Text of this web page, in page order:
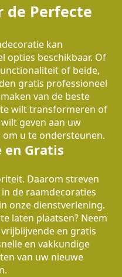
de Perfecte
kan
opties beschikbaar. Of
of beide,
gratis professioneel
van de beste
wilt transformeren of
geven aan uw
u te ondersteunen.
Gratis
Daarom streven
de raamdecoraties
onze dienstverlening.
laten plaatsen? Neem
en gratis
en vakkundige
van uw nieuwe